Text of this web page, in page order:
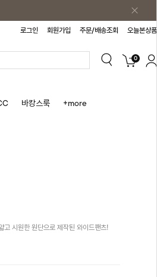
로그인 회원가입 주문/배송조회 오늘본상품
0
바캉스룩 +more
시원한 원단으로 제작된 와이드팬츠!